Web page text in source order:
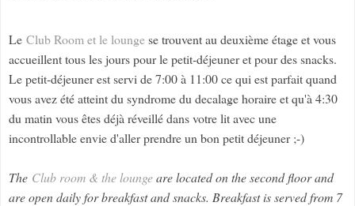
Le Club Room et le loungese trouvent au deuxième étage et vous
accueillent tous les jours pour le petit-déjeuner et pour des snacks.
Le petit-déjeuner est servi de 7:00 à 11:00 ce qui est parfait quand
vous avez été atteint du syndrome du decalage horaire et qu'à 4:30
du matin vous êtes déjà réveillé dans votre lit avec une
incontrollable envie d'aller prendre un bon petit déjeuner ;-)
The Club room & the loungeare located on the second floor and
are open daily for breakfast and snacks. Breakfast is served from 7